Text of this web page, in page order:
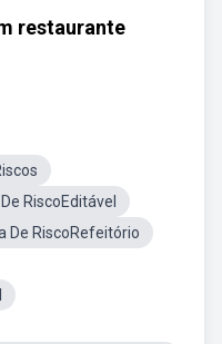
restaurante
RiscoEditável
De RiscoRefeitório